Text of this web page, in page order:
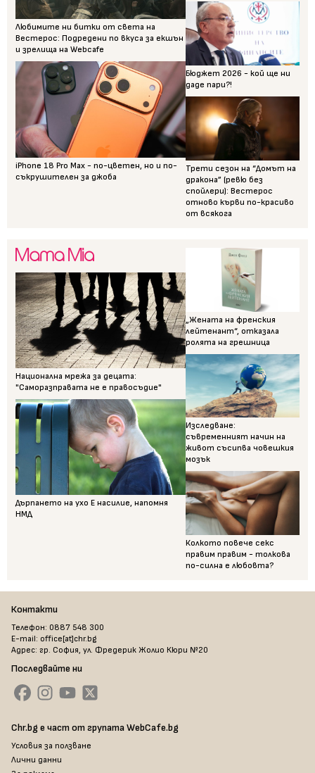
Любимите ни битки от света на
Вестерос: Подредени по вкуса за екшън
и зрелища на Webcafe
iPhone 18 Pro Max - по-цветен, но и по-
съкрушителен за джоба
Бюджет 2026 - кой ще ни
даде пари?!
Трети сезон на “Домът на
дракона” (ревю без
спойлери): Вестерос
отново кърви по-красиво
от всякога
Национална мрежа за децата:
"Саморазправата не е правосъдие"
Дърпането на ухо Е насилие, напомня
НМД
„Жената на френския
лейтенант“, отказала
ролята на грешница
Изследване:
съвременният начин на
живот съсипва човешкия
мозък
Колкото повече секс
правим правим - толкова
по-силна е любовта?
Контакти
Телефон: 0887 548 300
E-mail: office[at]chr.bg
Адрес: гр. София, ул. Фредерик Жолио Кюри №20
Последвайте ни
Chr.bg е част от групата WebCafe.bg
Условия за ползване
Лични данни